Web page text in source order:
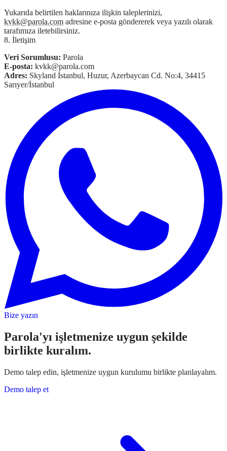
Yukarıda belirtilen haklarınıza ilişkin taleplerinizi,
kvkk@parola.com adresine e-posta göndererek veya yazılı olarak
tarafımıza iletebilirsiniz.
8. İletişim
Veri Sorumlusu: Parola
E-posta: kvkk@parola.com
Adres: Skyland İstanbul, Huzur, Azerbaycan Cd. No:4, 34415
Sarıyer/İstanbul
Bize yazın
Parola'yı işletmenize uygun şekilde
birlikte kuralım.
Demo talep edin, işletmenize uygun kurulumu birlikte planlayalım.
Demo talep et